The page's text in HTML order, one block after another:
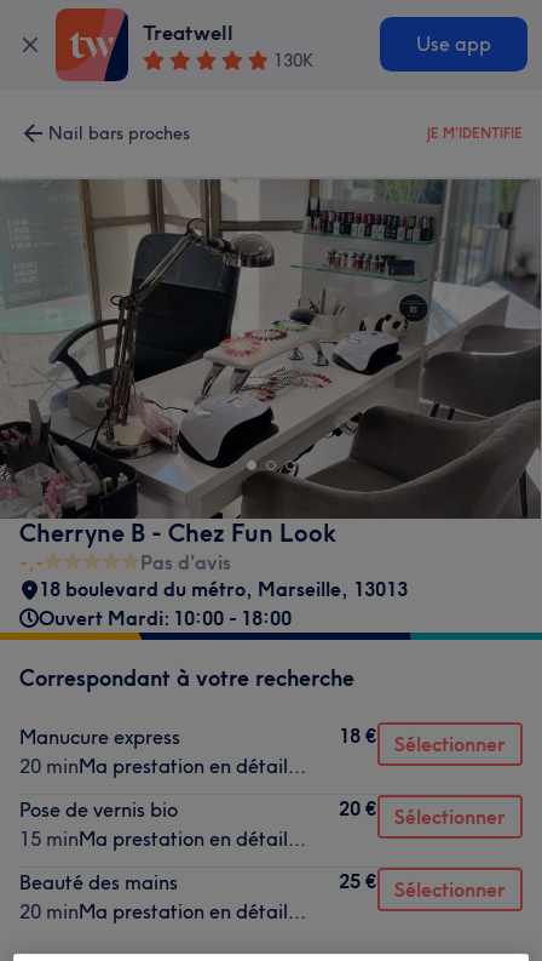
Treatwell
130K
Use app
Nail bars proches JE M'IDENTIFIE
Cherryne B - Chez Fun Look
-,-
Pas d'avis
18 boulevard du métro, Marseille, 13013
Ouvert Mardi: 10:00 - 18:00
Correspondant à votre recherche
Manucure express
20 minMa prestation en détail...
18 € Sélectionner
Pose de vernis bio
15 minMa prestation en détail...
20 € Sélectionner
Beauté des mains
20 minMa prestation en détail...
25 € Sélectionner